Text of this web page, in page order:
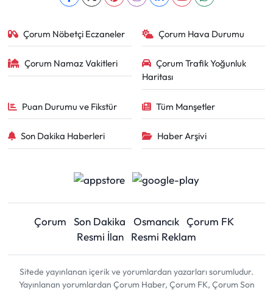
Çorum Nöbetçi Eczaneler Çorum Hava Durumu
Çorum Namaz Vakitleri
Çorum Trafik Yoğunluk
Haritası
Puan Durumu ve Fikstür Tüm Manşetler
Son Dakika Haberleri Haber Arşivi
Çorum Son Dakika Osmancık Çorum FK
Resmi İlan
Resmi Reklam
Sitede yayınlanan içerik ve yorumlardan yazarları sorumludur.
Yayınlanan yorumlardan Çorum Haber, Çorum FK, Çorum Son